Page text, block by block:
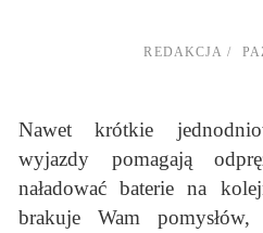
REDAKCJA
Nawet krótkie
wyjazdy pomagają
naładować baterie na
brakuje Wam